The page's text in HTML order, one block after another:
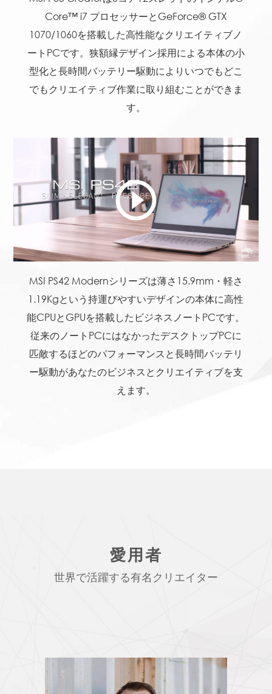
Core™ i7 プロセッサーとGeForce® GTX
1070/1060を搭載した高性能なクリエイティブノ
ートPCです。狭額縁デザイン採用による本体の小
型化と長時間バッテリー駆動によりいつでもどこ
でもクリエイティブ作業に取り組むことができま
す。
play_circle_outline
MSI PS42 Modernシリーズは薄さ15.9mm・軽さ
1.19Kgという持運びやすいデザインの本体に高性
能CPUとGPUを搭載したビジネスノートPCです。
従来のノートPCにはなかったデスクトップPCに
匹敵するほどのパフォーマンスと長時間バッテリ
ー駆動があなたのビジネスとクリエイティブを支
えます。
愛用者
世界で活躍する有名クリエイター